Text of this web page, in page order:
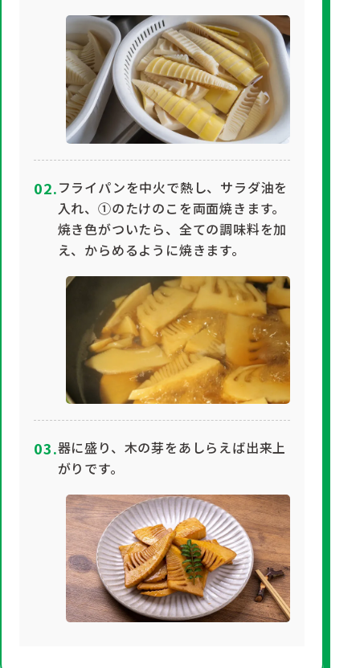
フライパンを中火で熱し、サラダ油を
入れ、①のたけのこを両面焼きます。
焼き色がついたら、全ての調味料を加
え、からめるように焼きます。
器に盛り、木の芽をあしらえば出来上
がりです。